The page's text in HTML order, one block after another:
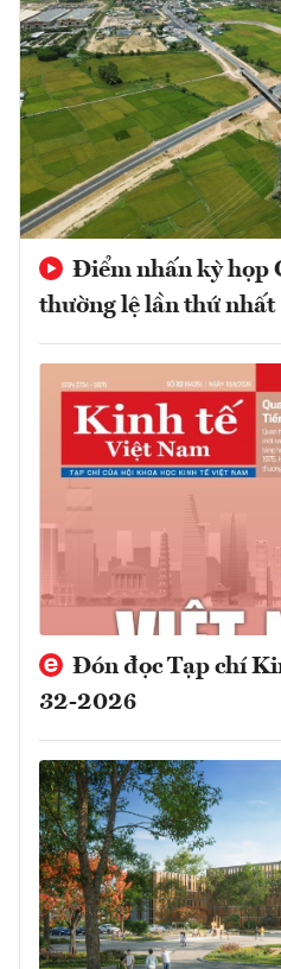
Điểm nhấn kỳ họp
thường lệ lần thứ nhất
Đón đọc Tạp chí
32-2026